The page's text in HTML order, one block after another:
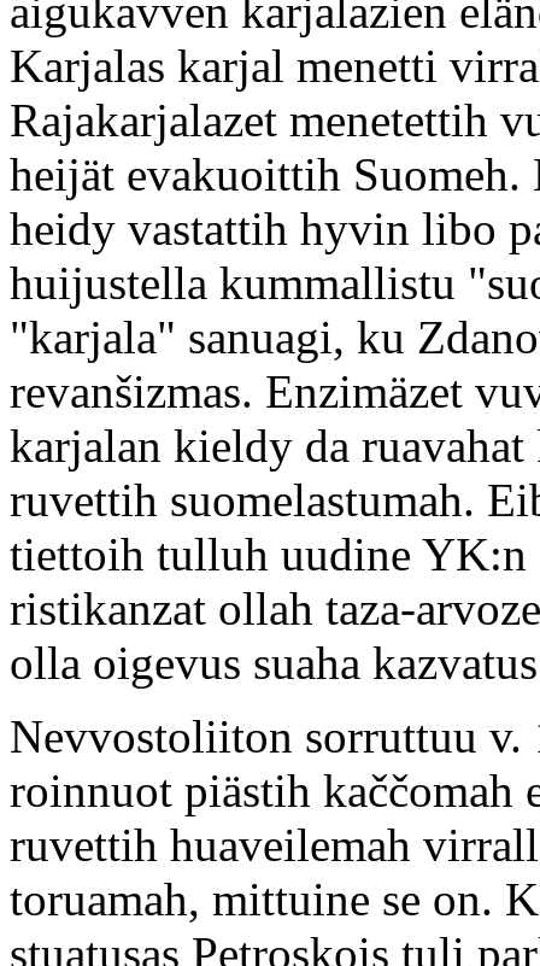
aigukavven karjalazien
Karjalas karjal menetti
Rajakarjalazet menetettih
heijät evakuoittih
heidy vastattih hyvin libo
huijustella kummallistu
"karjala" sanuagi, ku
revanšizmas. Enzimäzet
karjalan kieldy da
ruvettih suomelastumah.
tiettoih tulluh uudine YK:n
ristikanzat ollah taza-
olla oigevus suaha
Nevvostoliiton sorruttuu v.
roinnuot piästih kaččomah
ruvettih huaveilemah
toruamah, mittuine se on.
stuatusas Petroskois tuli